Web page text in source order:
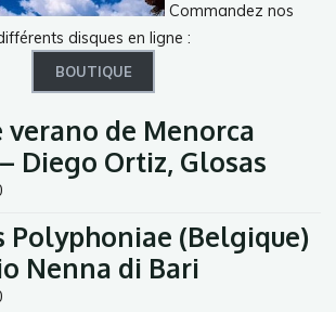
Commandez nos
disques en ligne :
BOUTIQUE
verano de Menorca
Diego Ortiz, Glosas
Polyphoniae (Belgique)
Nenna di Bari